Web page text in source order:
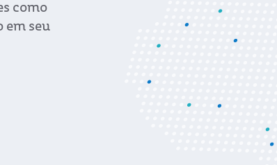
como
em seu